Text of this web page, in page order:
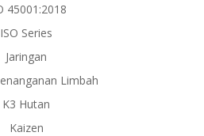
45001:2018
ISO Series
Jaringan
Limbah
K3 Hutan
Kaizen